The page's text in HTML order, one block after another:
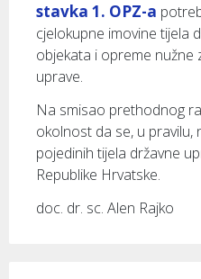
stavka 1. OPZ-a
cjelokupne imovine tijela
objekata i opreme nužne
uprave.
Na smisao prethodnog
okolnost da se, u pravilu,
pojedinih tijela državne
Republike Hrvatske.
doc. dr. sc. Alen Rajko